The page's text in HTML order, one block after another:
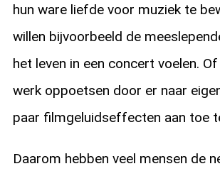
hun ware liefde voor muziek te
willen bijvoorbeeld de
het leven in een concert voelen.
werk oppoetsen door er naar
paar filmgeluidseffecten aan toe
Daarom hebben veel mensen de